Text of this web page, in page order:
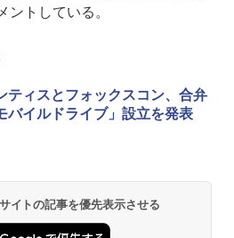
ントしている。
ティスとフォックスコン、合弁
バイルドライブ」設立を発表
イトの記事を優先表示させる